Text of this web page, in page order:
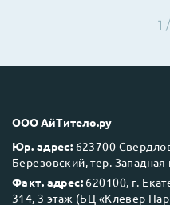
Next Business Day
1
ООО АйТитело.ру
Юр. адрес: 623700
Березовский, тер.
Факт. адрес: 620100, г.
314, 3 этаж (БЦ «Клевер